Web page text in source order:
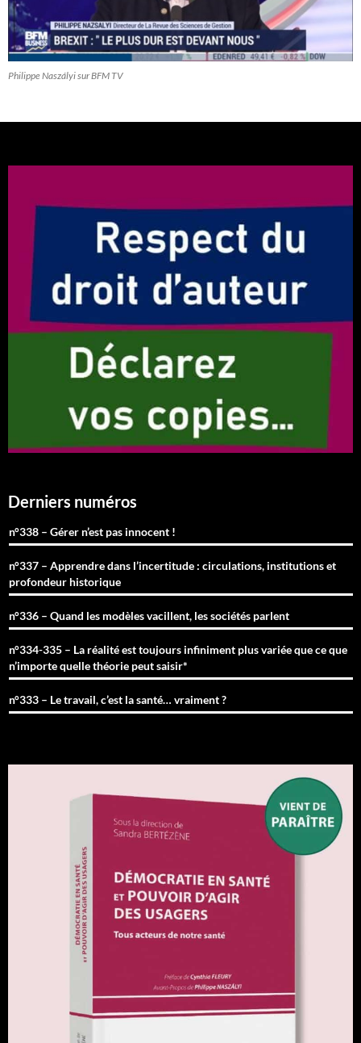
Philippe Naszályi sur BFM TV
Derniers numéros
n°338 – Gérer n’est pas innocent !
n°337 – Apprendre dans l’incertitude : circulations, institutions et
profondeur historique
n°336 – Quand les modèles vacillent, les sociétés parlent
n°334-335 – La réalité est toujours infiniment plus variée que ce que
n’importe quelle théorie peut saisir*
n°333 – Le travail, c’est la santé… vraiment ?